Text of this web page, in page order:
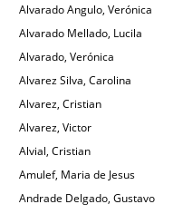
Alvarado Angulo, Verónica
Alvarado Mellado, Lucila
Alvarado, Verónica
Alvarez Silva, Carolina
Alvarez, Cristian
Alvarez, Victor
Alvial, Cristian
Amulef, Maria de Jesus
Andrade Delgado, Gustavo